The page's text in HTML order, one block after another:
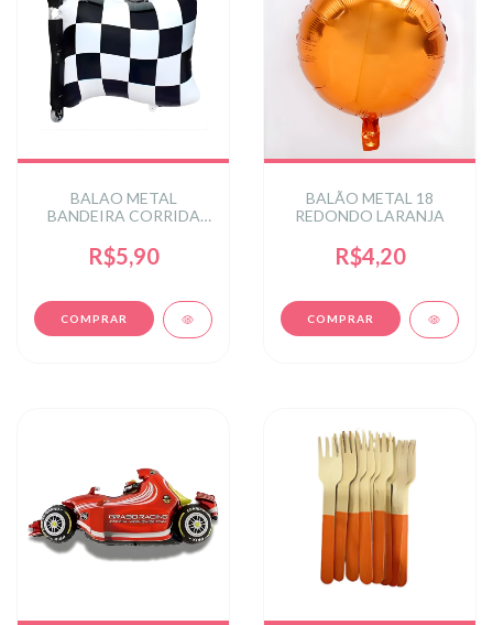
BALAO METAL
BANDEIRA CORRIDA
R$5,90
BALÃO METAL 18
REDONDO LARANJA
R$4,20